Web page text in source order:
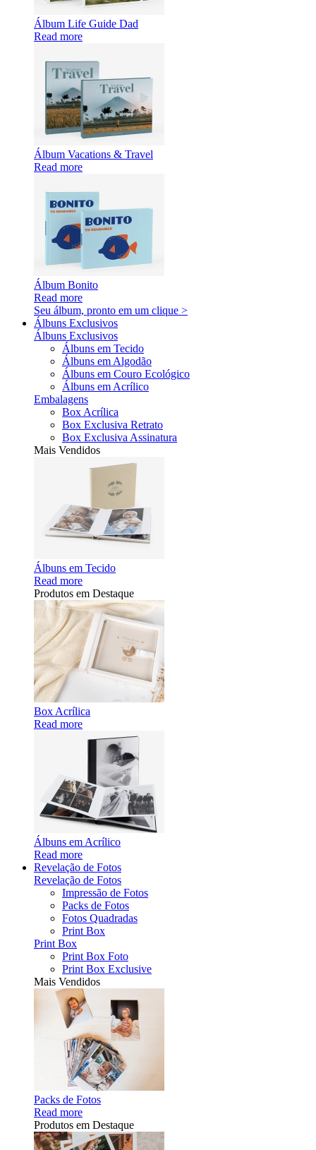
Álbum Life Guide Dad
Read more
Álbum Vacations & Travel
Read more
Álbum Bonito
Read more
Seu álbum, pronto em um clique >
Álbuns Exclusivos
Álbuns Exclusivos
Álbuns em Tecido
Álbuns em Algodão
Álbuns em Couro Ecológico
Álbuns em Acrílico
Embalagens
Box Acrílica
Box Exclusiva Retrato
Box Exclusiva Assinatura
Mais Vendidos
Álbuns em Tecido
Read more
Produtos em Destaque
Box Acrílica
Read more
Álbuns em Acrílico
Read more
Revelação de Fotos
Revelação de Fotos
Impressão de Fotos
Packs de Fotos
Fotos Quadradas
Print Box
Print Box
Print Box Foto
Print Box Exclusive
Mais Vendidos
Packs de Fotos
Read more
Produtos em Destaque